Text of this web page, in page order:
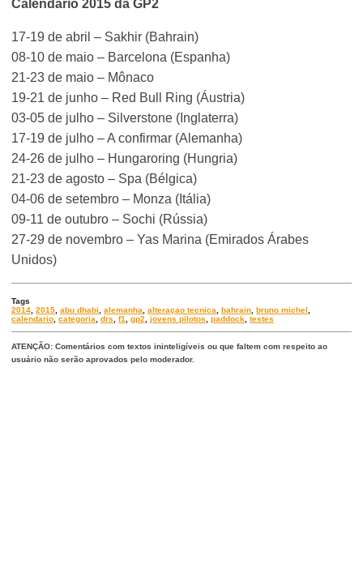
Calendário 2015 da GP2
17-19 de abril – Sakhir (Bahrain)
08-10 de maio – Barcelona (Espanha)
21-23 de maio – Mônaco
19-21 de junho – Red Bull Ring (Áustria)
03-05 de julho – Silverstone (Inglaterra)
17-19 de julho – A confirmar (Alemanha)
24-26 de julho – Hungaroring (Hungria)
21-23 de agosto – Spa (Bélgica)
04-06 de setembro – Monza (Itália)
09-11 de outubro – Sochi (Rússia)
27-29 de novembro – Yas Marina (Emirados Árabes
Unidos)
Tags
2014,2015,abu dhabi,alemanha,alteraçao tecnica, bahrain, bruno michel,
calendario,categoria,drs,f1,gp2,jovens pilotos,paddock,testes
ATENÇÃO: Comentários com textos ininteligíveis ou que faltem com respeito ao
usuário não serão aprovados pelo moderador.